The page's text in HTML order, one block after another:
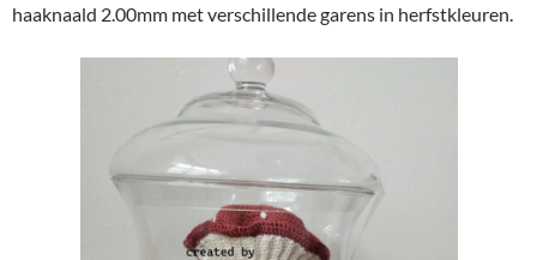
haaknaald 2.00mm met verschillende garens in herfstkleuren.